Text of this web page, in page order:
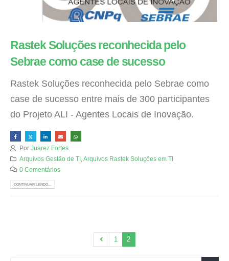
Rastek Soluções reconhecida pelo
Sebrae como case de sucesso
Rastek Soluções reconhecida pelo Sebrae como
case de sucesso entre mais de 300 participantes
do Projeto ALI - Agentes Locais de Inovação.
Por Juarez Fortes
Arquivos Gestão de TI, Arquivos Rastek Soluções em TI
0 Comentários
CONTINUAR LENDO...
1 2